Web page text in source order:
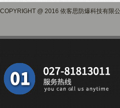
COPYRIGHT @ 2016 依客思防爆科技有限